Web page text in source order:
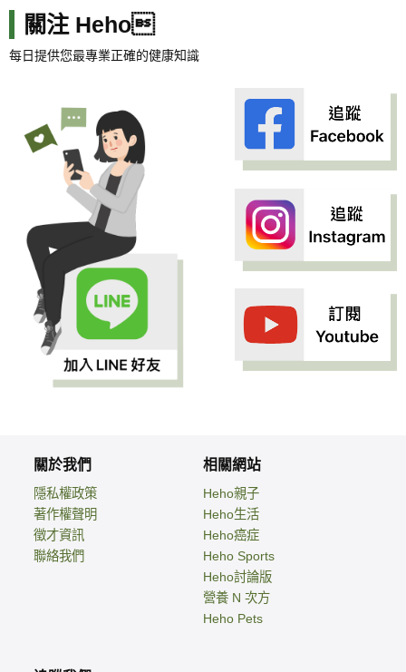
關注 Heho
每日提供您最專業正確的健康知識
關於我們
隱私權政策
著作權聲明
徵才資訊
聯絡我們
相關網站
Heho親子
Heho生活
Heho癌症
Heho Sports
Heho討論版
營養 N 次方
Heho Pets